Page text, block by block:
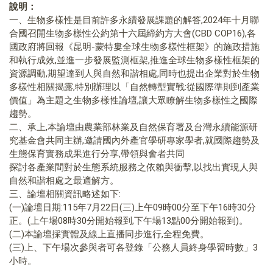
說明：
一、生物多樣性是目前許多永續發展課題的解答,2024年十月聯
合國召開生物多樣性公約第十六屆締約方大會(CBD COP16),各
國政府將回報《昆明-蒙特婁全球生物多樣性框架》的施政措施
和執行成效,並進一步發展監測框架,推進全球生物多樣性框架的
資源調動,期望達到人與自然和諧相處,同時也提出企業對於生物
多樣性相關揭露,特別辦理以「自然轉型實戰:從國際準則到產業
價值」為主題之生物多樣性論壇,讓大眾瞭解生物多樣性之國際
趨勢。
二、承上,本論壇由農業部林業及自然保育署及台灣永續能源研
究基金會共同主辦,邀請國內外產官學研專家學者,就國際趨勢及
生態保育實務成果進行分享,帶領與會者共同
探討各產業間對於生態系統服務之依賴與衝擊,以找出實現人與
自然和諧相處之最適解方。
三、論壇相關資訊略述如下:
(一)論壇日期:115年7月22日(三)上午09時00分至下午16時30分
正。(上午場08時30分開始報到,下午場13點00分開始報到)。
(二)本論壇採實體及線上直播同步進行,全程免費。
(三)上、下午場次參與者可各登錄「公務人員終身學習時數」3
小時。